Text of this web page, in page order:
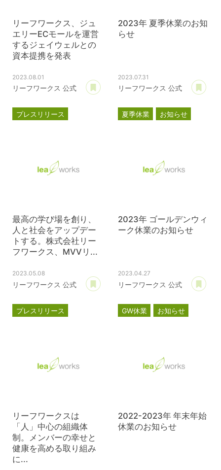
リーフワークス、ジュ
エリーECモールを運営
するジェイウェルとの
資本提携を発表
2023.08.01
リーフワークス 公式
あとで読む
プレスリリース
2023年 夏季休業のお知
らせ
2023.07.31
リーフワークス 公式
夏季休業 お知らせ
最高の学び場を創り、
人と社会をアップデー
トする。株式会社リー
フワークス、MVVリ...
2023.05.08
リーフワークス 公式
あとで読む
プレスリリース
2023年 ゴールデンウィ
ーク休業のお知らせ
2023.04.27
リーフワークス 公式
GW休業 お知らせ
リーフワークスは
「人」中心の組織体
制。メンバーの幸せと
健康を高める取り組み
に...
2022-2023年 年末年始
休業のお知らせ